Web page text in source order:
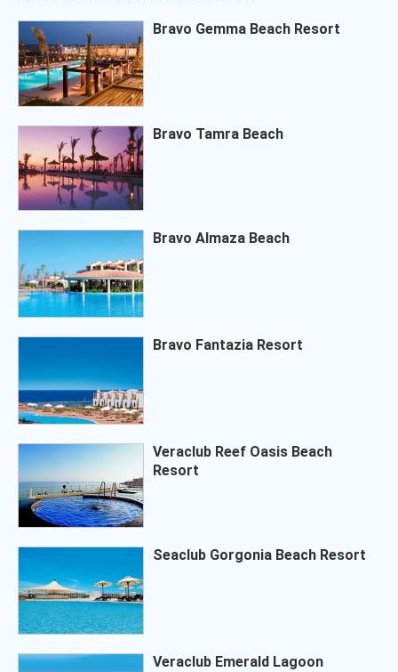
Bravo Gemma Beach Resort
Bravo Tamra Beach
Bravo Almaza Beach
Bravo Fantazia Resort
Veraclub Reef Oasis Beach
Resort
Seaclub Gorgonia Beach Resort
Veraclub Emerald Lagoon